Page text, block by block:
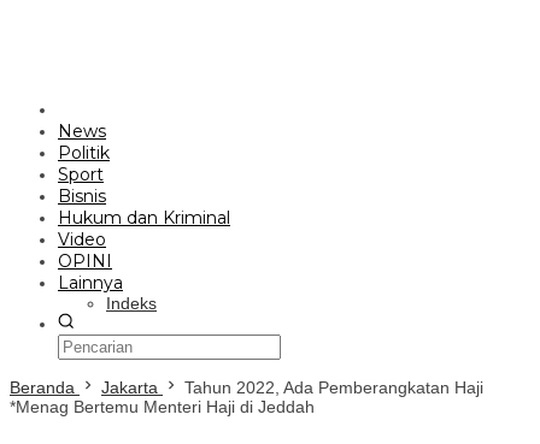
News
Politik
Sport
Bisnis
Hukum dan Kriminal
Video
OPINI
Lainnya
Indeks
Beranda Jakarta
Tahun 2022, Ada Pemberangkatan Haji
*Menag Bertemu Menteri Haji di Jeddah